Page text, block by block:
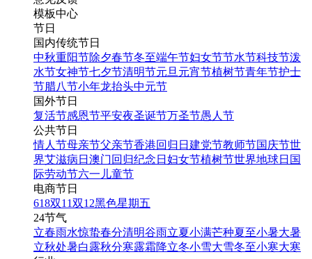
模板中心
节日
国内传统节日
中秋重阳节除夕春节冬至端午节妇女节节水节科技节泼
水节女神节七夕节清明节元旦 元宵节植树节青年节护士
节腊八节小年龙抬头中元节
国外节日
复活节感恩节平安夜圣诞节万圣节愚人节
公共节日
情人节母亲节父亲节香港回归日 建党节教师节国庆节世
界艾滋病日 澳门回归纪念日 妇女节植树节世界地球日 国
际劳动节六一儿童节
电商节日
618双11双12黑色星期五
24节气
立春雨水惊蛰春分清明谷雨立夏小满芒种夏至小暑大暑
立秋处暑白露秋分寒露霜降立冬小雪大雪冬至小寒大寒